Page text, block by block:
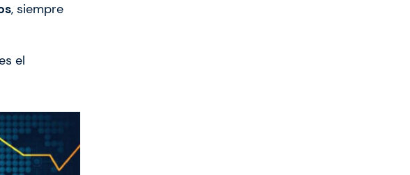
, siempre
el